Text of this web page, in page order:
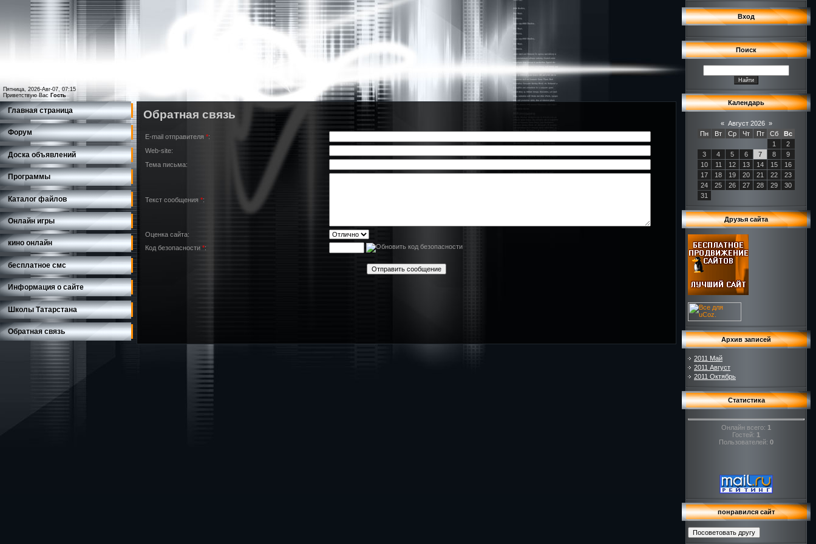
Пятница, 2026-Авг-07, 07:15
Приветствую Вас Гость
Главная страница
Форум
Доска объявлений
Программы
Каталог файлов
Онлайн игры
кино онлайн
бесплатное смс
Информация о сайте
Школы Татарстана
Обратная связь
Обратная связь
E-mail отправителя *:
Web-site:
Тема письма:
Текст сообщения *:
Оценка сайта:
Код безопасности *:
Вход
Поиск
Календарь
« Август 2026 »
Пн
Вт Ср Чт Пт Сб
Вс
1
2
3
4 5 6 7 8
9
10
11 12 13 14 15
16
17
18 19 20 21 22
23
24
25 26 27 28 29
30
31
Друзья сайта
Архив записей
2011 Май
2011 Август
2011 Октябрь
Статистика
Онлайн всего: 1
Гостей: 1
Пользователей: 0
понравился сайт